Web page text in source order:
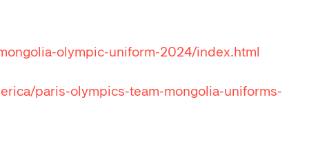
olympic-uniform-2024/index.html
paris-olympics-team-mongolia-uniforms-